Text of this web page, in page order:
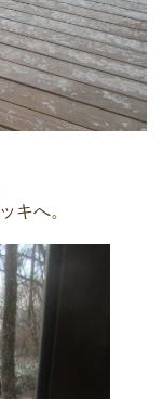
キへ。